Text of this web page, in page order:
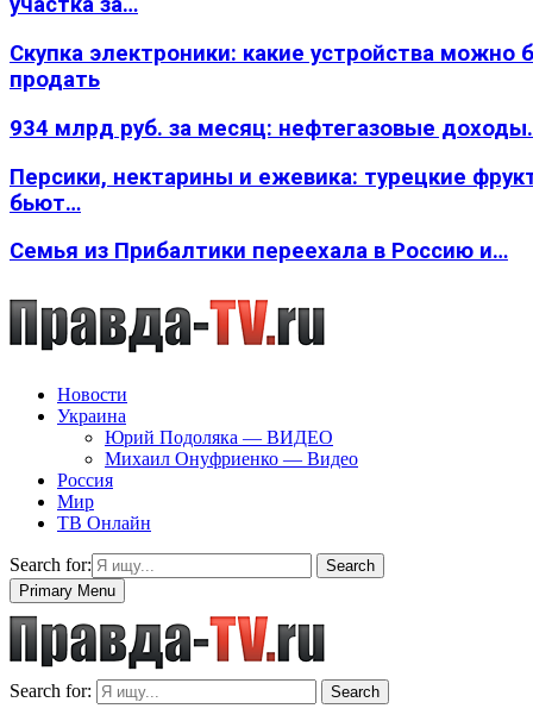
Скупка электроники: какие устройства можно
продать
934 млрд руб. за месяц: нефтегазовые
Персики, нектарины и ежевика: турецкие
бьют…
Семья из Прибалтики переехала в Россию и…
Новости
Украина
Юрий Подоляка — ВИДЕО
Михаил Онуфриенко — Видео
Россия
Мир
ТВ Онлайн
Search for:
Search
Primary Menu
Search for: Search